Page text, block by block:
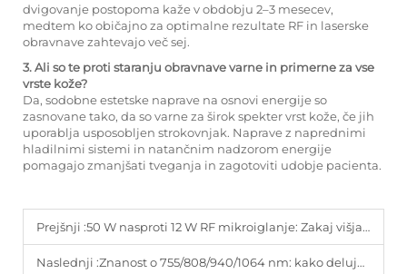
dvigovanje postopoma kaže v obdobju 2–3 mesecev,
medtem ko običajno za optimalne rezultate RF in laserske
obravnave zahtevajo več sej.
3. Ali so te proti staranju obravnave varne in primerne za vse
vrste kože?
Da, sodobne estetske naprave na osnovi energije so
zasnovane tako, da so varne za širok spekter vrst kože, če jih
uporablja usposobljen strokovnjak. Naprave z naprednimi
hladilnimi sistemi in natančnim nadzorom energije
pomagajo zmanjšati tveganja in zagotoviti udobje pacienta.
Prejšnji :50 W nasproti 12 W RF mikroiglanje: Zakaj višja moč ne pomeni nujno boljših rezultatov
Naslednji :Znanost o 755/808/940/1064 nm: kako deluje naprava za odstranjevanje las z diodnim laserjem na vseh tipih kože.